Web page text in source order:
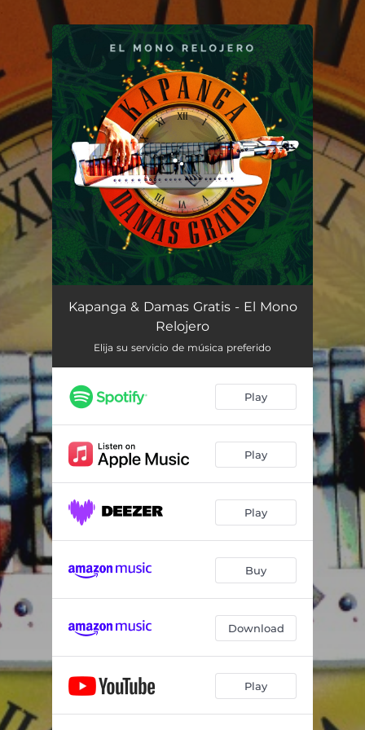
You're all set!
El Mono Relojero 03:21
Kapanga & Damas Gratis - El Mono
Relojero
Elija su servicio de música preferido
Play
Play
Play
Buy
Download
Play